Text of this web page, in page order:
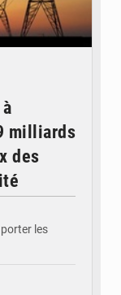
milliards
des
les